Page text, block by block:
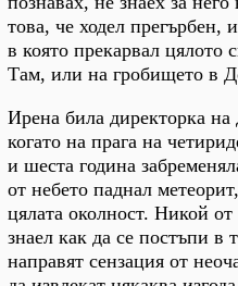
това, че ходел прегърбен,
в която прекарвал цялото
Там, или на гробището в
Ирена била директорка на
когато на прага на
и шеста година
от небето паднал
цялата околност. Никой
знаел как да се постъпи в
направят сензация от